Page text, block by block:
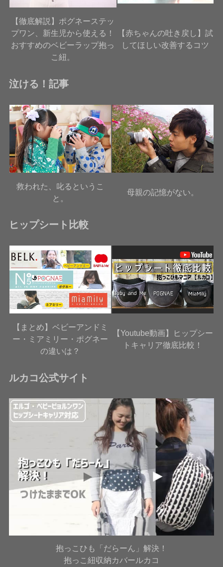
【徹底解説】ポグネーステッ
プワン、新生児から使える！
おすすめのベビーラップ抱っ
こ紐。
【赤ちゃんの吐き戻し】試
してほしい改善するコツ
泣ける！記事
救われた、叱るというこ
と。
母親の記憶がない。
ヒップシート比較
【まとめ】ベビーアンドミ
ー・ミアミリー・ポグネー
の違いは？
【Youtube動画】ヒップシー
トキャリア徹底比較！
ルカコ公式サイト
抱っこひも「だらーん」解決！
抱っこ紐収納カバールカコ